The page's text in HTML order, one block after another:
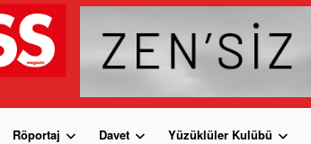
Röportaj Davet Yüzüklüler Kulübü